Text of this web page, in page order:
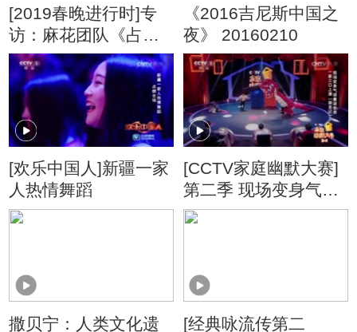
[2019春晚进行时]专
访：麻花团队《占位
子》沈腾 马丽 艾伦
常远 魏翔
《2016吉尼斯中国之
夜》 20160210
[欢乐中国人]新疆一家
人热情舞蹈
[CCTV家庭幽默大赛]
第二季 现场变身气球
童话世界 一家三口上
撒贝宁：人类文化遗
[经典咏流传第二